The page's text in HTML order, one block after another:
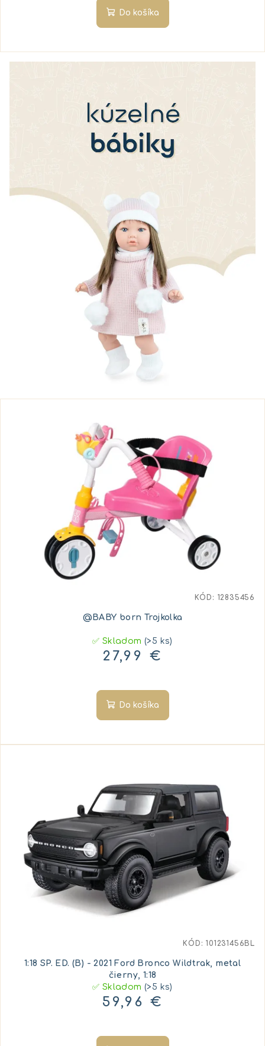
Do košíka
@BABY born Trojkolka
✅ Skladom(>5 ks)
27,99 €
Do košíka
KÓD: 12835456
1:18 SP. ED. (B) - 2021 Ford Bronco Wildtrak, metal
čierny, 1:18
✅ Skladom(>5 ks)
59,96 €
KÓD:101231456BL